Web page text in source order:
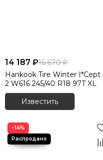
14 187 ₽16 670 ₽
Hankook Tire Winter I*Cept
2 W616 245/40 R18 97T XL
Известить
−14%